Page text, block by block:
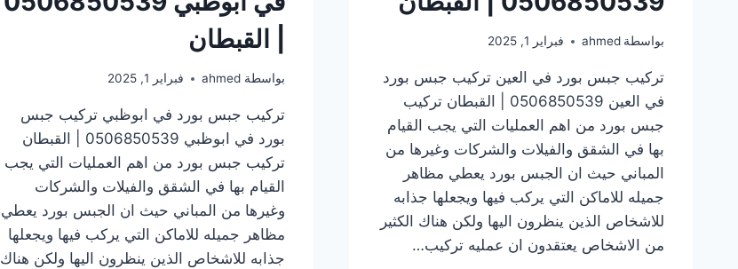
بواسطة ahmed فبراير 1, 2025
تركيب جبس بورد في العين تركيب جبس بورد
في العين 0506850539 | القبطان تركيب
جبس بورد من اهم العمليات التي يجب القيام
بها في الشقق والفيلات والشركات وغيرها من
المباني حيث ان الجبس بورد يعطي مظاهر
جميله للاماكن التي يركب فيها ويجعلها جذابه
للاشخاص الذين ينظرون اليها ولكن هناك الكثير
من الاشخاص يعتقدون ان عمليه تركيب…
| القبطان
بواسطة ahmed فبراير 1, 2025
تركيب جبس بورد في ابوظبي تركيب جبس
بورد في ابوظبي 0506850539 | القبطان
تركيب جبس بورد من اهم العمليات التي يجب
القيام بها في الشقق والفيلات والشركات
وغيرها من المباني حيث ان الجبس بورد يعطي
مظاهر جميله للاماكن التي يركب فيها ويجعلها
جذابه للاشخاص الذين ينظرون اليها ولكن هناك